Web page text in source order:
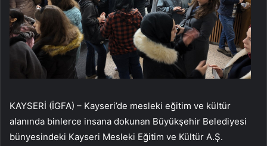
KAYSERİ (İGFA) – Kayseri’de mesleki eğitim ve kültür
alanında binlerce insana dokunan Büyükşehir Belediyesi
bünyesindeki Kayseri Mesleki Eğitim ve Kültür A.Ş.